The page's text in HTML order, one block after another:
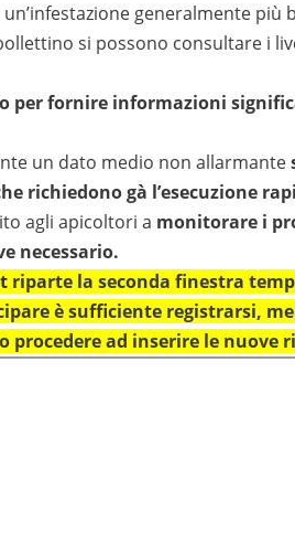
generalmente più
si possono consultare i
per fornire informazioni
un dato medio non allarmante
richiedono gà l’esecuzione
agli apicoltori a monitorare i
necessario.
riparte la seconda finestra
è sufficiente registrarsi,
procedere ad inserire le nuove